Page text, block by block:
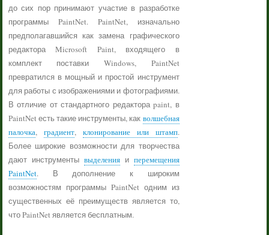
до сих пор принимают участие в разработке
программы PaintNet. PaintNet, изначально
предполагавшийся как замена графического
редактора Microsoft Paint, входящего в
комплект поставки Windows, PaintNet
превратился в мощный и простой инструмент
для работы с изображениями и фотографиями.
В отличие от стандартного редактора paint, в
PaintNet есть такие инструменты, как волшебная
палочка, градиент, клонирование или штамп.
Более широкие возможности для творчества
дают инструменты выделенияи перемещения
PaintNet. В дополнение к широким
возможностям программы PaintNet одним из
существенных её преимуществ является то,
что PaintNet является бесплатным.